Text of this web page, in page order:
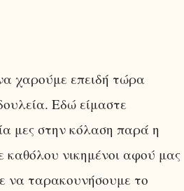
χαρούμε επειδή τώρα
Εδώ είμαστε
μες στην κόλαση παρά η
καθόλου νικημένοι αφού μας
να ταρακουνήσουμε το